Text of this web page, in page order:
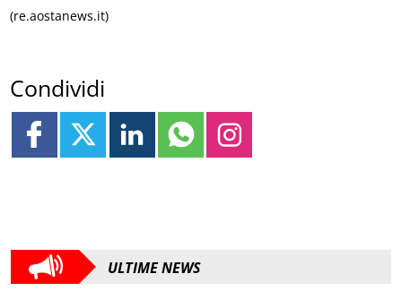
(re.aostanews.it)
Condividi
ULTIME NEWS